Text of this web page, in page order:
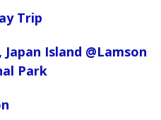
Trip
Island @Lamson
Park